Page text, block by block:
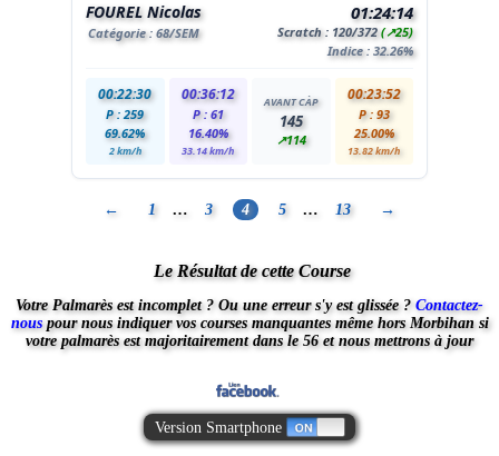
FOUREL Nicolas
Catégorie : 68/SEM
01:24:14
Scratch : 120/372(↗25)
Indice : 32.26%
00:22:30
P : 259
69.62%
2 km/h
00:36:12
P : 61
16.40%
33.14 km/h
AVANT CÀP
145
↗114
00:23:52
P : 93
25.00%
13.82 km/h
← 1 … 3 4 5 … 13 →
Le Résultat de cette Course
Votre Palmarès est incomplet ? Ou une erreur s'y est glissée ? Contactez-
nouspour nous indiquer vos courses manquantes même hors Morbihansi
votre palmarès est majoritairement dans le 56 et nous mettrons à jour
Version Smartphone